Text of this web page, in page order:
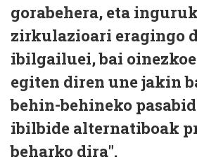
gorabehera, eta
zirkulazioari eragingo
ibilgailuei, bai
egiten diren une jakin
behin-behineko
ibilbide alternatiboak
beharko dira".